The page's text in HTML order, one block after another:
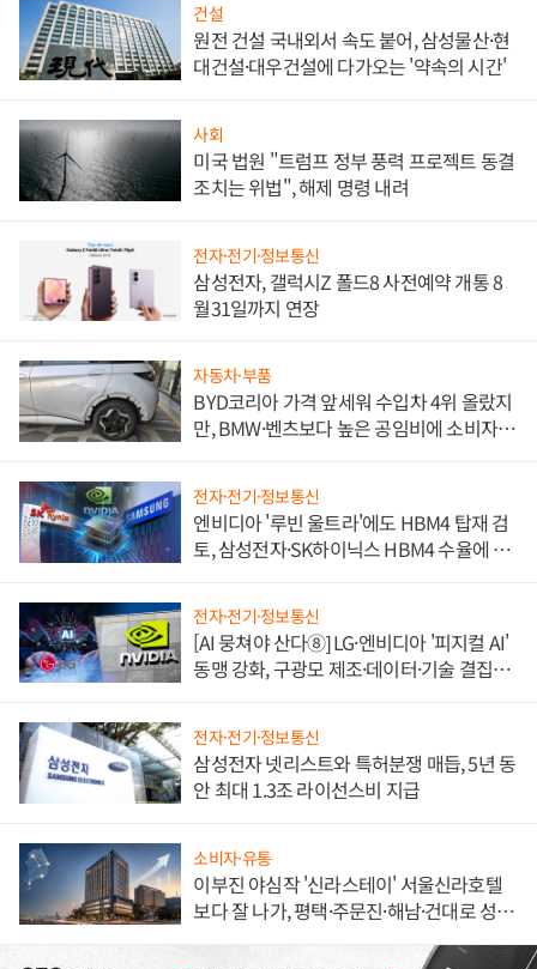
건설
원전 건설 국내외서 속도 붙어, 삼성물산·현
대건설·대우건설에 다가오는 '약속의 시간'
사회
미국 법원 "트럼프 정부 풍력 프로젝트 동결
조치는 위법", 해제 명령 내려
전자·전기·정보통신
삼성전자, 갤럭시Z 폴드8 사전예약 개통 8
월31일까지 연장
자동차·부품
BYD코리아 가격 앞세워 수입차 4위 올랐지
만, BMW·벤츠보다 높은 공임비에 소비자
전자·전기·정보통신
엔비디아 '루빈 울트라'에도 HBM4 탑재 검
토, 삼성전자·SK하이닉스 HBM4 수율에 주
전자·전기·정보통신
[AI 뭉쳐야 산다⑧] LG·엔비디아 '피지컬 AI'
동맹 강화, 구광모 제조·데이터·기술 결집
전자·전기·정보통신
삼성전자 넷리스트와 특허분쟁 매듭, 5년 동
안 최대 1.3조 라이선스비 지급
소비자·유통
이부진 야심작 '신라스테이' 서울신라호텔
보다 잘 나가, 평택·주문진·해남·건대로 성